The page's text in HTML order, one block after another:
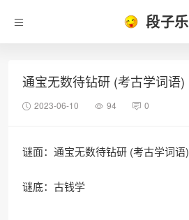
段子乐
通宝无数待钻研 (考古学词语)
2023-06-10 94 0
谜面：通宝无数待钻研 (考古学词语)
谜底：古钱学